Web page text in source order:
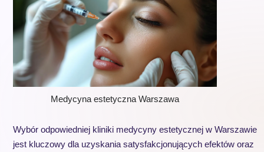
Medycyna estetyczna Warszawa
Wybór odpowiedniej kliniki medycyny estetycznej w Warszawie
jest kluczowy dla uzyskania satysfakcjonujących efektów oraz